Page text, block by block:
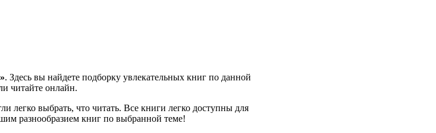
. Здесь вы найдете подборку увлекательных книг по данной
читайте онлайн.
выбрать, что читать. Все книги легко доступны для
разнообразием книг по выбранной теме!